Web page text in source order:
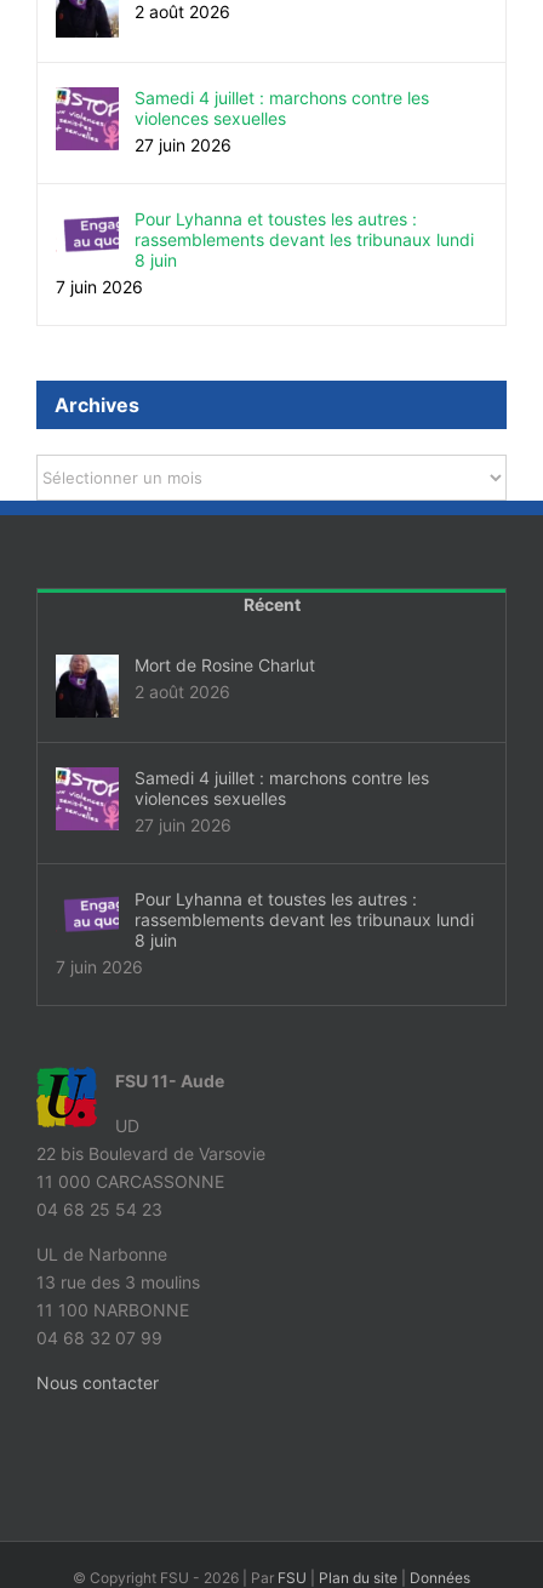
2 août 2026
Samedi 4 juillet : marchons contre les
violences sexuelles
27 juin 2026
Pour Lyhanna et toustes les autres :
rassemblements devant les tribunaux lundi
8 juin
7 juin 2026
Archives
Archives
Récent
Mort de Rosine Charlut
2 août 2026
Samedi 4 juillet : marchons contre les
violences sexuelles
27 juin 2026
Pour Lyhanna et toustes les autres :
rassemblements devant les tribunaux lundi
8 juin
7 juin 2026
FSU 11- Aude
UD
22 bis Boulevard de Varsovie
11 000 CARCASSONNE
04 68 25 54 23
UL de Narbonne
13 rue des 3 moulins
11 100 NARBONNE
04 68 32 07 99
Nous contacter
© Copyright FSU - 2026 | Par FSU Plan du site Données